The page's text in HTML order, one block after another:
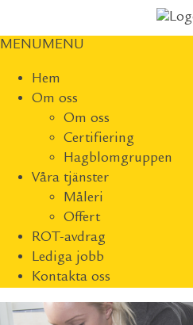
MENUMENU
Hem
Om oss
Om oss
Certifiering
Hagblomgruppen
Våra tjänster
Måleri
Offert
ROT-avdrag
Lediga jobb
Kontakta oss